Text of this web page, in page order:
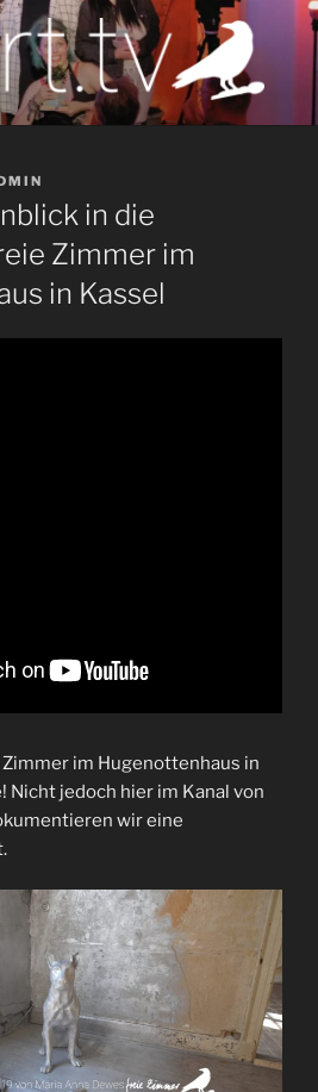
in die
Zimmer im
in Kassel
im Hugenottenhaus in
Nicht jedoch hier im Kanal von
wir eine